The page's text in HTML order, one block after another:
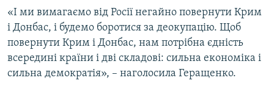
«І ми вимагаємо від Росії негайно повернути Крим
і Донбас, і будемо боротися за деокупацію. Щоб
повернути Крим і Донбас, нам потрібна єдність
всередині країни і дві складові: сильна економіка і
сильна демократія», – наголосила Геращенко.